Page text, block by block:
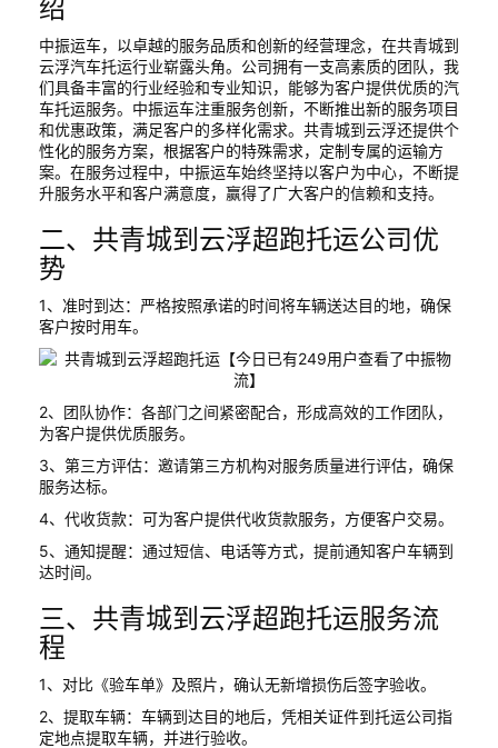
绍
中振运车，以卓越的服务品质和创新的经营理念，在共青城到
云浮汽车托运行业崭露头角。公司拥有一支高素质的团队，我
们具备丰富的行业经验和专业知识，能够为客户提供优质的汽
车托运服务。中振运车注重服务创新，不断推出新的服务项目
和优惠政策，满足客户的多样化需求。共青城到云浮还提供个
性化的服务方案，根据客户的特殊需求，定制专属的运输方
案。在服务过程中，中振运车始终坚持以客户为中心，不断提
升服务水平和客户满意度，赢得了广大客户的信赖和支持。
二、共青城到云浮超跑托运公司优
势
1、准时到达：严格按照承诺的时间将车辆送达目的地，确保
客户按时用车。
2、团队协作：各部门之间紧密配合，形成高效的工作团队，
为客户提供优质服务。
3、第三方评估：邀请第三方机构对服务质量进行评估，确保
服务达标。
4、代收货款：可为客户提供代收货款服务，方便客户交易。
5、通知提醒：通过短信、电话等方式，提前通知客户车辆到
达时间。
三、共青城到云浮超跑托运服务流
程
1、对比《验车单》及照片，确认无新增损伤后签字验收。
2、提取车辆：车辆到达目的地后，凭相关证件到托运公司指
定地点提取车辆，并进行验收。